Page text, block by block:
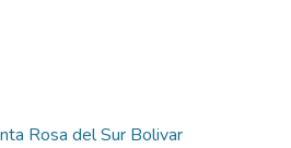
Rosa del Sur Bolivar